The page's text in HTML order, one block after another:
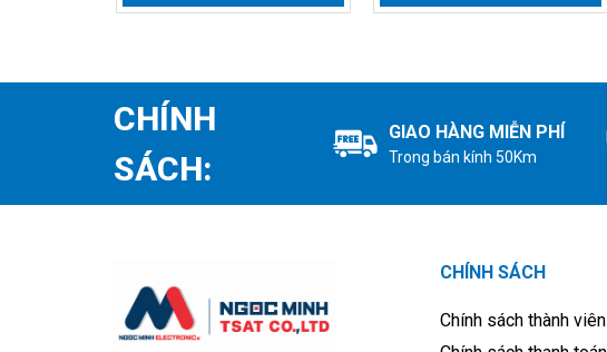
CHÍNH
SÁCH:
GIAO HÀNG MIỄN PHÍ
Trong bán kính 50Km
CHÍNH SÁCH
Chính sách thành viên